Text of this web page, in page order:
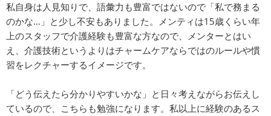
私自身は人見知りで、語彙力も豊富ではないので「私で務まる
のかな…」と少し不安もありました。メンティは15歳くらい年
上のスタッフで介護経験も豊富な方なので、メンターとはい
え、介護技術というよりはチャームケアならではのルールや慣
習をレクチャーするイメージです。
「どう伝えたら分かりやすいかな」と日々考えながらお伝えし
ているので、こちらも勉強になります。私以上に経験のあるス